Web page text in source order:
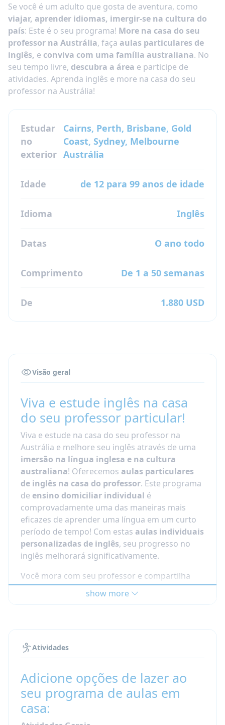
Se você é um adulto que gosta de aventura, como
viajar, aprender idiomas, imergir-se na cultura do
país: Este é o seu programa! More na casa do seu
professor na Austrália, faça aulas particulares de
inglês, e conviva com uma família australiana. No
seu tempo livre, descubra a área e participe de
atividades. Aprenda inglês e more na casa do seu
professor na Austrália!
Estudar
no
exterior
Cairns, Perth, Brisbane, Gold
Coast, Sydney, Melbourne
Austrália
Idade de 12 para 99 anos de idade
Idioma Inglês
Datas O ano todo
Comprimento De 1 a 50 semanas
De 1.880 USD
Visão geral
Viva e estude inglês na casa
do seu professor particular!
Viva e estude na casa do seu professor na
Austrália e melhore seu inglês através de uma
imersão na língua inglesa e na cultura
australiana! Oferecemos aulas particulares
de inglês na casa do professor. Este programa
de ensino domiciliar individual é
comprovadamente uma das maneiras mais
eficazes de aprender uma língua em um curto
período de tempo! Com estas aulas individuais
personalizadas de inglês, seu progresso no
inglês melhorará significativamente.
Você mora com seu professor e compartilha
refeições e interações sociais. Dessa forma,
mesmo quando você não está em aula, você
programas intensivos de imersão em línguas
são a chave para o seu sucesso!
O que devo esperar das
minhas aulas particulares de
inglês na Austrália?
show more
Atividades
Adicione opções de lazer ao
seu programa de aulas em
casa: